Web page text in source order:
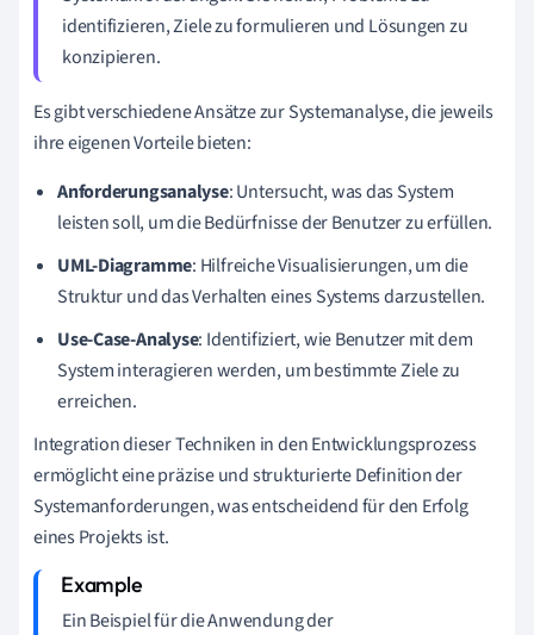
identifizieren, Ziele zu formulieren und Lösungen zu
konzipieren.
Es gibt verschiedene Ansätze zur Systemanalyse, die jeweils
ihre eigenen Vorteile bieten:
Anforderungsanalyse: Untersucht, was das System
leisten soll, um die Bedürfnisse der Benutzer zu erfüllen.
UML-Diagramme: Hilfreiche Visualisierungen, um die
Struktur und das Verhalten eines Systems darzustellen.
Use-Case-Analyse: Identifiziert, wie Benutzer mit dem
System interagieren werden, um bestimmte Ziele zu
erreichen.
Integration dieser Techniken in den Entwicklungsprozess
ermöglicht eine präzise und strukturierte Definition der
Systemanforderungen, was entscheidend für den Erfolg
eines Projekts ist.
Ein Beispiel für die Anwendung der